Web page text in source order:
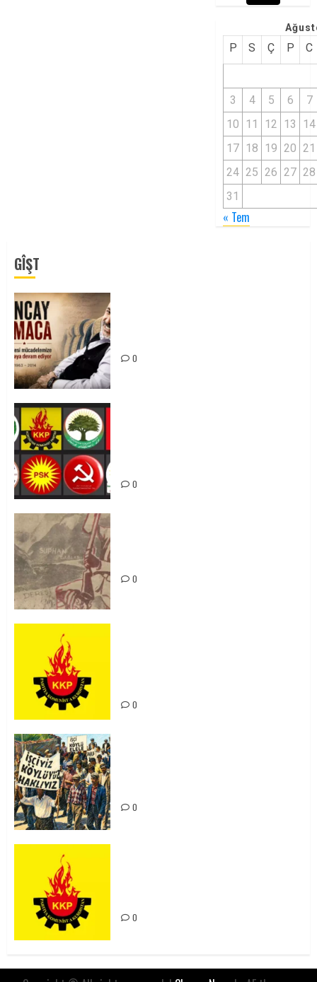
P S Ç P C
3 4 5 6
7
10 11 12 13
14
17 18 19 20 21
24 25 26 27 28
31
« Tem
GÎŞT
0
0
0
0
0
0